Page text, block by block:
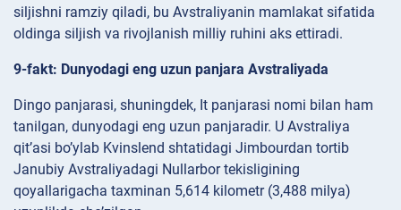
siljishni ramziy qiladi, bu Avstraliyanin mamlakat sifatida
oldinga siljish va rivojlanish milliy ruhini aks ettiradi.
9-fakt: Dunyodagi eng uzun panjara Avstraliyada
Dingo panjarasi, shuningdek, It panjarasi nomi bilan ham
tanilgan, dunyodagi eng uzun panjaradir. U Avstraliya
qit’asi bo’ylab Kvinslend shtatidagi Jimbourdan tortib
Janubiy Avstraliyadagi Nullarbor tekisligining
qoyallarigacha taxminan 5,614 kilometr (3,488 milya)